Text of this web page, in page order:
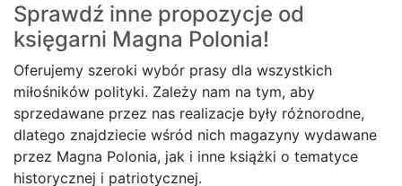
Sprawdź inne propozycje od
księgarni Magna Polonia!
Oferujemy szeroki wybór prasy dla wszystkich
miłośników polityki. Zależy nam na tym, aby
sprzedawane przez nas realizacje były różnorodne,
dlatego znajdziecie wśród nich magazyny wydawane
przez Magna Polonia, jak i inne książki o tematyce
historycznej i patriotycznej.